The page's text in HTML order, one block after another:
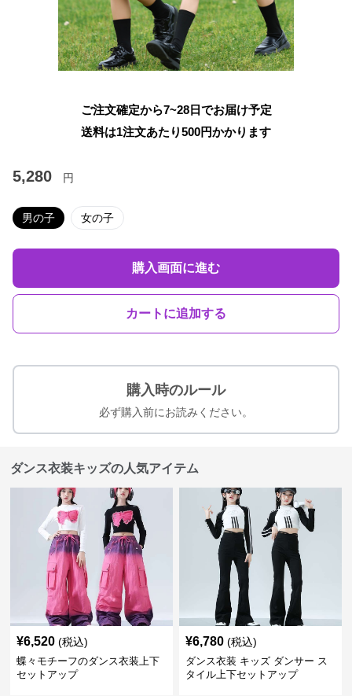
ご注文確定から7~28日でお届け予定
送料は1注文あたり500円かかります
5,280 円
男の子 女の子
購入画面に進む
カートに追加する
購入時のルール
必ず購入前にお読みください。
ダンス衣装キッズの人気アイテム
¥6,520 (税込)
蝶々モチーフのダンス衣装上下
セットアップ
¥6,780 (税込)
ダンス衣装 キッズ ダンサー ス
タイル上下セットアップ